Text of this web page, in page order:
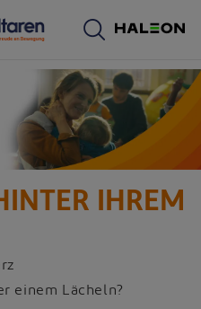
IHREM
einem Lächeln?